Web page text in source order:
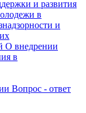
и развития
в
и
О внедрении
в
Вопрос - ответ